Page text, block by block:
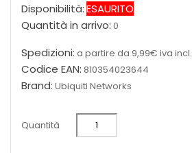
Disponibilità:ESAURITO
Quantità in arrivo: 0
Spedizioni: a partire da 9,99€ iva incl.
Codice EAN: 810354023644
Brand: Ubiquiti Networks
Quantità